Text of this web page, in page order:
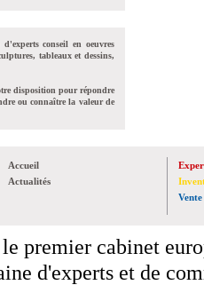
conseil en oeuvres
tableaux et dessins,
disposition pour répondre
ou connaître la valeur de
Accueil
Actualités
Vente
premier cabinet
d'experts et de